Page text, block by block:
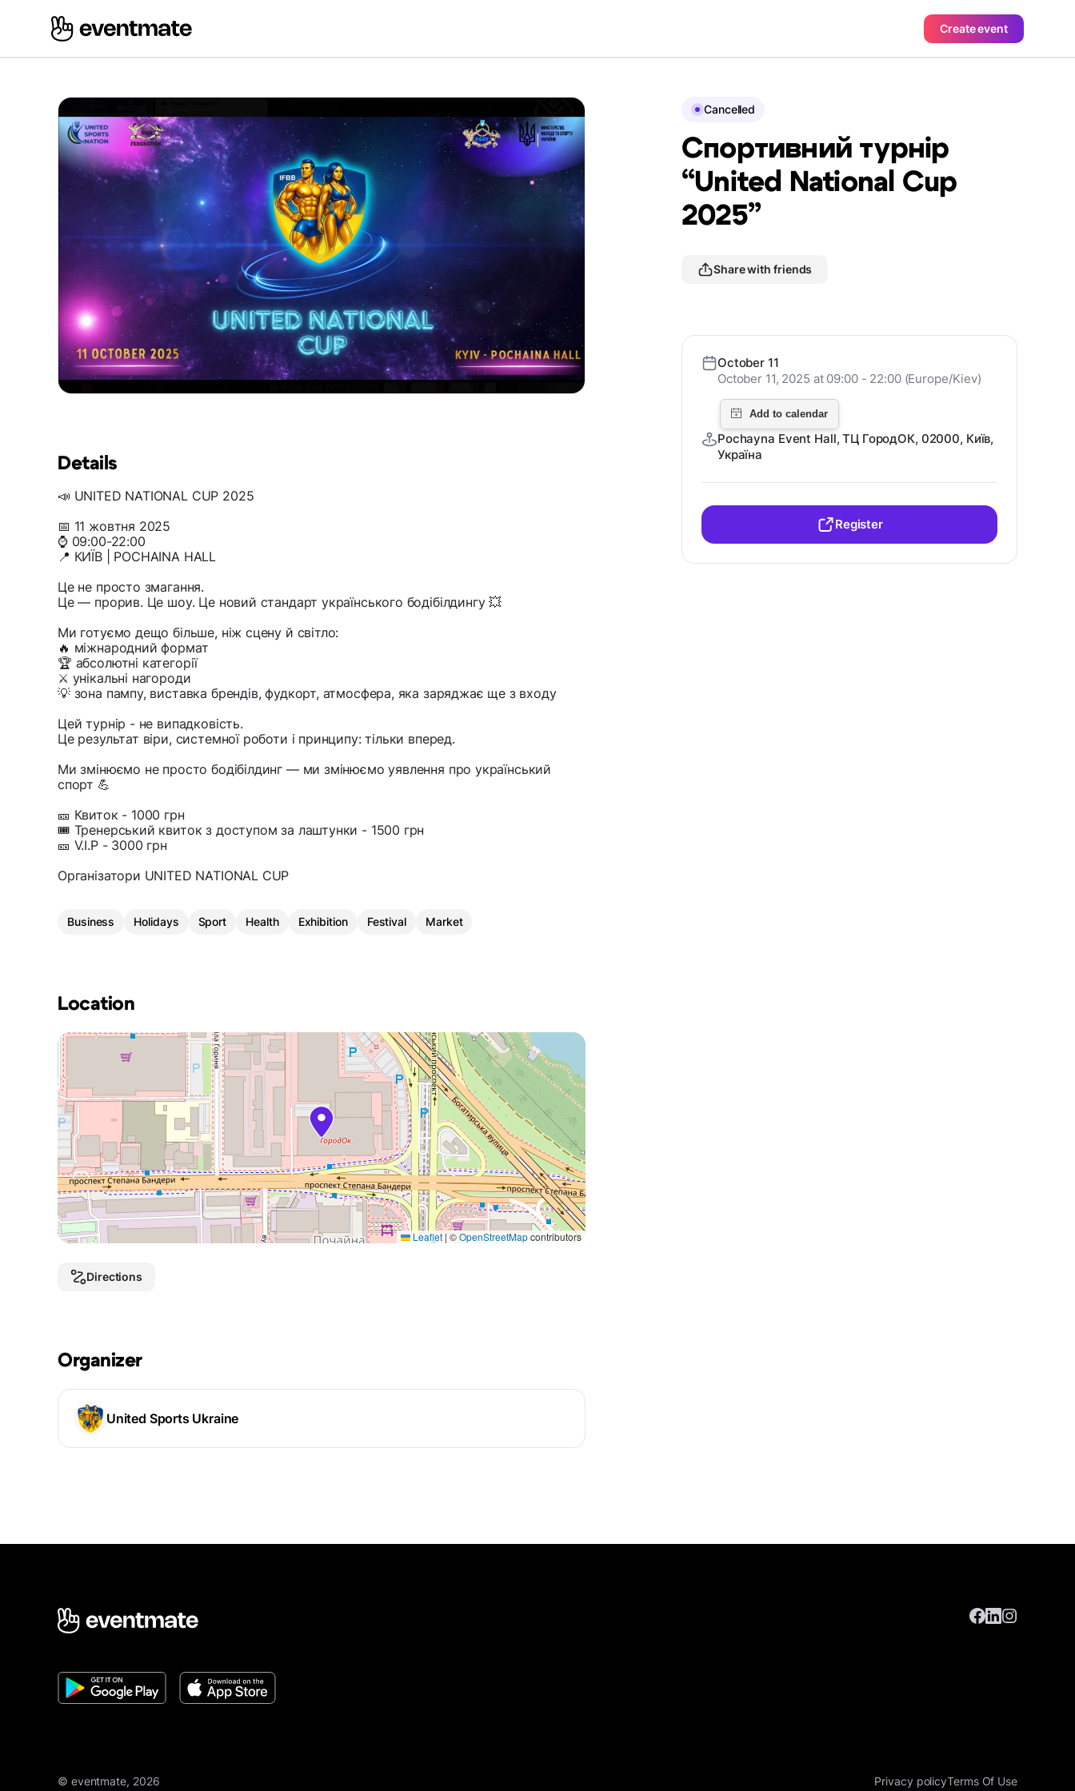
Create event
Details
📣 UNITED NATIONAL CUP 2025
📅 11 жовтня 2025
⌚️ 09:00-22:00
📍 КИЇВ | POCHAINA HALL
Це не просто змагання.
Це — прорив. Це шоу. Це новий стандарт українського бодібілдингу 💥
Ми готуємо дещо більше, ніж сцену й світло:
🔥 міжнародний формат
🏆 абсолютні категорії
⚔ унікальні нагороди
💡 зона пампу, виставка брендів, фудкорт, атмосфера, яка заряджає ще з входу
Цей турнір - не випадковість.
Це результат віри, системної роботи і принципу: тільки вперед.
Ми змінюємо не просто бодібілдинг — ми змінюємо уявлення про український
спорт 💪
🎫 Квиток - 1000 грн
🎟️ Тренерський квиток з доступом за лаштунки - 1500 грн
🎫 V.I.P - 3000 грн
Організатори UNITED NATIONAL CUP
Business Holidays Sport Health Exhibition Festival Market
Location
Leaflet | ©OpenStreetMapcontributors
Directions
Organizer
United Sports Ukraine
Cancelled
Спортивний турнір
“United National Cup
2025”
Share with friends
October 11
October 11, 2025 at 09:00 - 22:00 (Europe/Kiev)
Pochayna Event Hall, TЦ ГородОК, 02000, Київ,
Україна
Register
© eventmate, 2026 Privacy policyTerms Of Use